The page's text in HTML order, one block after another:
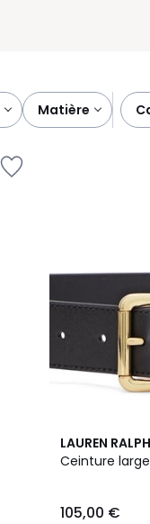
matière
LAUREN
Ceinture
105,00 €
4,8
/ 5